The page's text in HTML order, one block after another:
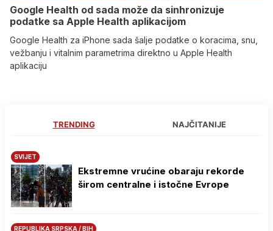
Google Health od sada može da sinhronizuje
podatke sa Apple Health aplikacijom
Google Health za iPhone sada šalje podatke o koracima, snu,
vežbanju i vitalnim parametrima direktno u Apple Health
aplikaciju
TRENDING NAJČITANIJE
SVIJET
Ekstremne vrućine obaraju rekorde
širom centralne i istočne Evrope
REPUBLIKA SRPSKA / BIH